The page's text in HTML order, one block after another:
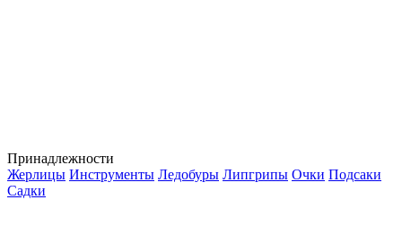
Принадлежности
Жерлицы Инструменты Ледобуры Липгрипы Очки Подсаки
Садки